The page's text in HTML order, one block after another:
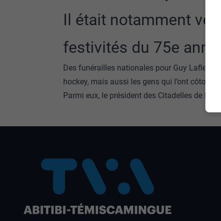
Il était notamment
festivités du 75e
Des funérailles nationales pour Guy Lafleur
hockey, mais aussi les gens qui l’ont côtoyé.
Parmi eux, le président des Citadelles de